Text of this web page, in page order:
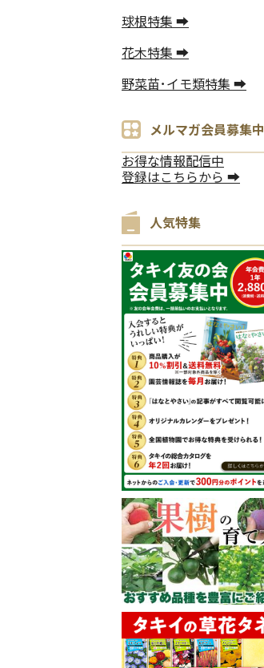
球根特集 ➡
花木特集 ➡
野菜苗･イモ類特集 ➡
メルマガ会員募集中
お得な情報配信中
登録はこちらから ➡
人気特集